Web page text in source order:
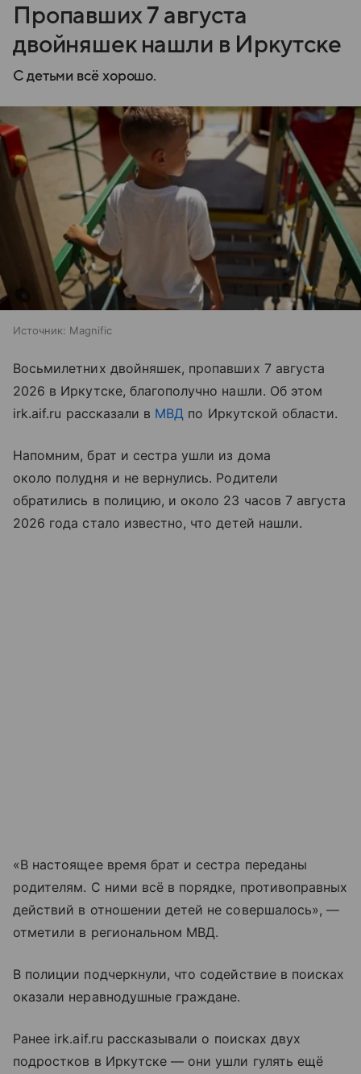
Пропавших 7 августа
двойняшек нашли в Иркутске
С детьми всё хорошо.
Источник: Magnific
Восьмилетних двойняшек, пропавших 7 августа
2026 в Иркутске, благополучно нашли. Об этом
irk.aif.ru рассказали в МВД по Иркутской области.
Напомним, брат и сестра ушли из дома
около полудня и не вернулись. Родители
обратились в полицию, и около 23 часов 7 августа
2026 года стало известно, что детей нашли.
«В настоящее время брат и сестра переданы
родителям. С ними всё в порядке, противоправных
действий в отношении детей не совершалось», —
отметили в региональном МВД.
В полиции подчеркнули, что содействие в поисках
оказали неравнодушные граждане.
Ранее irk.aif.ru рассказывали о поисках двух
подростков в Иркутске — они ушли гулять ещё